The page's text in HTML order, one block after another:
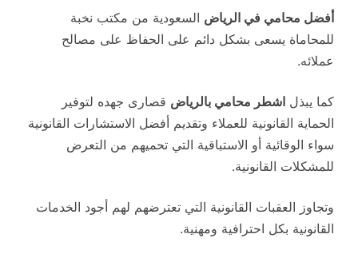
أفضل محامي في الرياض السعودية من مكتب نخبة
للمحاماة يسعى بشكل دائم على الحفاظ على مصالح
عملائه.
كما يبذل اشطر محامي بالرياض قصارى جهده لتوفير
الحماية القانونية للعملاء وتقديم أفضل الاستشارات القانونية
سواء الوقائية أو الاستباقية التي تحميهم من التعرض
للمشكلات القانونية.
وتجاوز العقبات القانونية التي تعترضهم لهم أجود الخدمات
القانونية بكل احترافية ومهنية.